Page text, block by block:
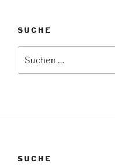
SUCHE
nach:
SUCHE